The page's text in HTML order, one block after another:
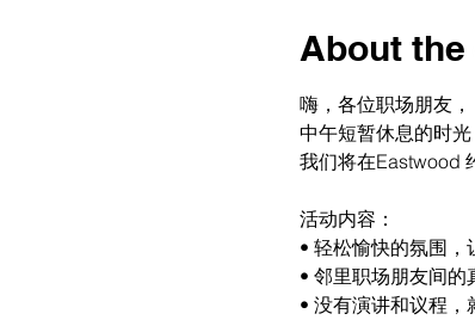
About the
嗨，各位职场朋友，
中午短暂休息的时
我们将在Eastwood
活动内容：
• 轻松愉快的氛围，
• 邻里职场朋友间的
• 没有演讲和议程，